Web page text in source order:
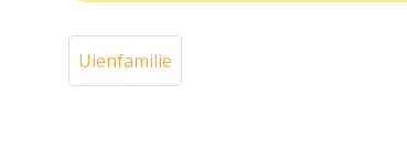
Uienfamilie